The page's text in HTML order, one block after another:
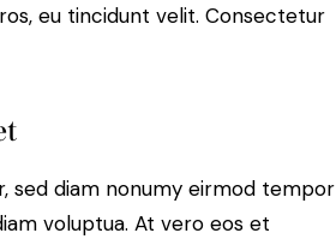
eu tincidunt velit. Consectetur
sed diam nonumy eirmod tempor
voluptua. At vero eos et